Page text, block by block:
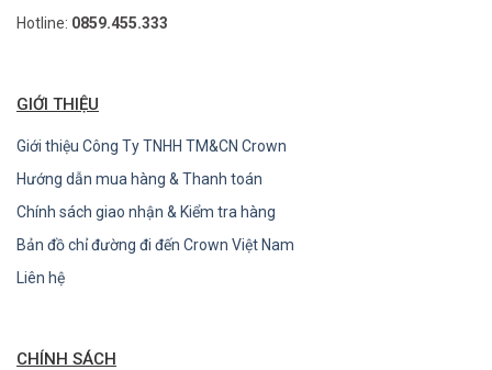
Hotline: 0859.455.333
GIỚI THIỆU
Giới thiệu Công Ty TNHH TM&CN Crown
Hướng dẫn mua hàng & Thanh toán
Chính sách giao nhận & Kiểm tra hàng
Bản đồ chỉ đường đi đến Crown Việt Nam
Liên hệ
CHÍNH SÁCH